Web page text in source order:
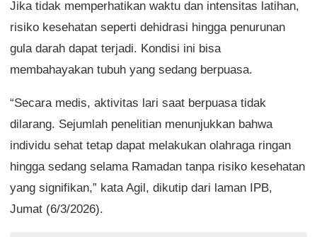
Jika tidak memperhatikan waktu dan intensitas latihan,
risiko kesehatan seperti dehidrasi hingga penurunan
gula darah dapat terjadi. Kondisi ini bisa
membahayakan tubuh yang sedang berpuasa.
“Secara medis, aktivitas lari saat berpuasa tidak
dilarang. Sejumlah penelitian menunjukkan bahwa
individu sehat tetap dapat melakukan olahraga ringan
hingga sedang selama Ramadan tanpa risiko kesehatan
yang signifikan,” kata Agil, dikutip dari laman IPB,
Jumat (6/3/2026).